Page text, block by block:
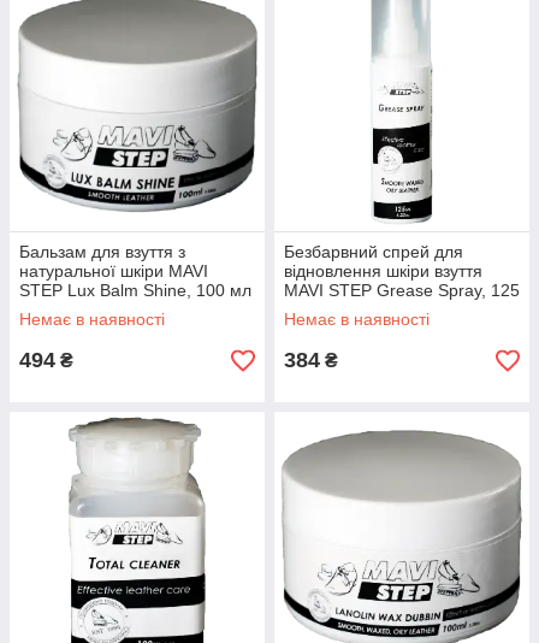
Бальзам для взуття з
натуральної шкіри MAVI
STEP Lux Balm Shine, 100 мл
Немає в наявності
494 ₴
Безбарвний спрей для
відновлення шкіри взуття
MAVI STEP Grease Spray, 125
мл
Немає в наявності
384 ₴